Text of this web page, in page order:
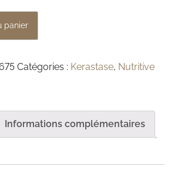
panier
Catégories : Kerastase, Nutritive
Informations complémentaires